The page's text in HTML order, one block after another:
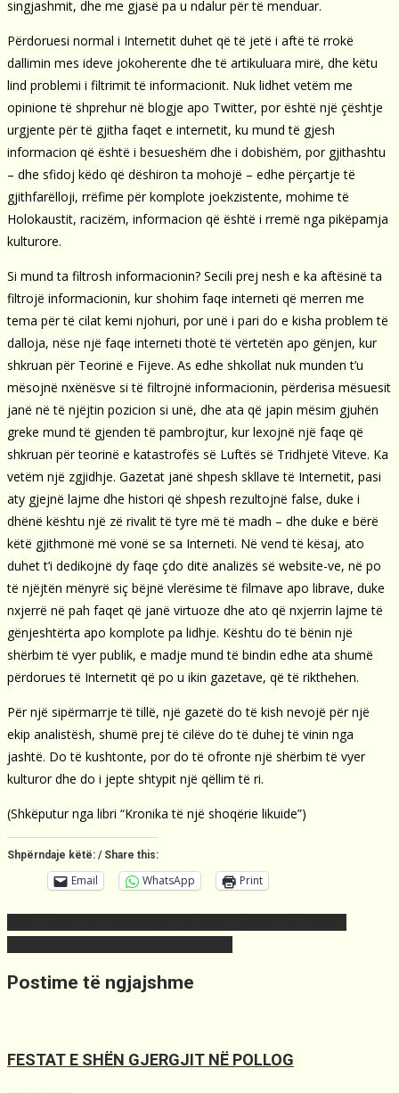
singjashmit, dhe me gjasë pa u ndalur për të menduar.
Përdoruesi normal i Internetit duhet që të jetë i aftë të rrokë
dallimin mes ideve jokoherente dhe të artikuluara mirë, dhe këtu
lind problemi i filtrimit të informacionit. Nuk lidhet vetëm me
opinione të shprehur në blogje apo Twitter, por është një çështje
urgjente për të gjitha faqet e internetit, ku mund të gjesh
informacion që është i besueshëm dhe i dobishëm, por gjithashtu
– dhe sfidoj këdo që dëshiron ta mohojë – edhe përçartje të
gjithfarëlloji, rrëfime për komplote joekzistente, mohime të
Holokaustit, racizëm, informacion që është i rremë nga pikëpamja
kulturore.
Si mund ta filtrosh informacionin? Secili prej nesh e ka aftësinë ta
filtrojë informacionin, kur shohim faqe interneti që merren me
tema për të cilat kemi njohuri, por unë i pari do e kisha problem të
dalloja, nëse një faqe interneti thotë të vërtetën apo gënjen, kur
shkruan për Teorinë e Fijeve. As edhe shkollat nuk munden t’u
mësojnë nxënësve si të filtrojnë informacionin, përderisa mësuesit
janë në të njëjtin pozicion si unë, dhe ata që japin mësim gjuhën
greke mund të gjenden të pambrojtur, kur lexojnë një faqe që
shkruan për teorinë e katastrofës së Luftës së Tridhjetë Viteve. Ka
vetëm një zgjidhje. Gazetat janë shpesh skllave të Internetit, pasi
aty gjejnë lajme dhe histori që shpesh rezultojnë false, duke i
dhënë kështu një zë rivalit të tyre më të madh – dhe duke e bërë
këtë gjithmonë më vonë se sa Interneti. Në vend të kësaj, ato
duhet t’i dedikojnë dy faqe çdo ditë analizës së website-ve, në po
të njëjtën mënyrë siç bëjnë vlerësime të filmave apo librave, duke
nxjerrë në pah faqet që janë virtuoze dhe ato që nxjerrin lajme të
gënjeshtërta apo komplote pa lidhje. Kështu do të bënin një
shërbim të vyer publik, e madje mund të bindin edhe ata shumë
përdorues të Internetit që po u ikin gazetave, që të rikthehen.
Për një sipërmarrje të tillë, një gazetë do të kish nevojë për një
ekip analistësh, shumë prej të cilëve do të duhej të vinin nga
jashtë. Do të kushtonte, por do të ofronte një shërbim të vyer
kulturor dhe do i jepte shtypit një qëllim të ri.
(Shkëputur nga libri “Kronika të një shoqërie likuide”)
Shpërndaje këtë: / Share this:
Email WhatsApp Print
Postime të ngjajshme
FESTAT E SHËN GJERGJIT NË POLLOG